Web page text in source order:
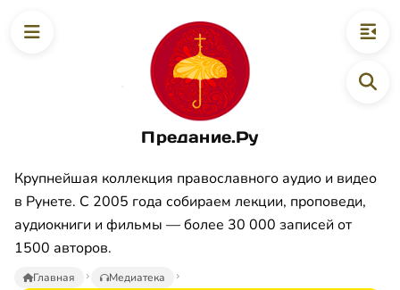
Предание.Ру
Крупнейшая коллекция православного аудио и видео
в Рунете. С 2005 года собираем лекции, проповеди,
аудиокниги и фильмы — более 30 000 записей от
1500 авторов.
Главная
Медиатека